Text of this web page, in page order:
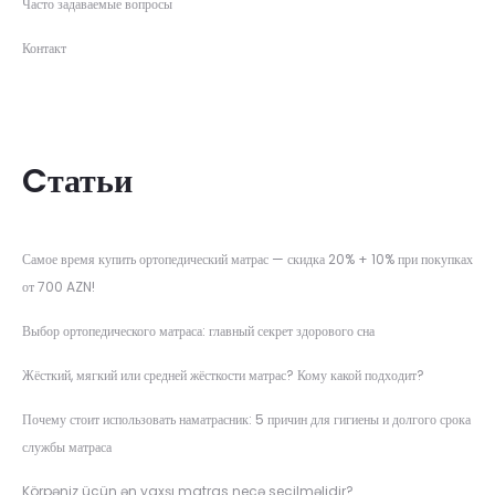
Часто задаваемые вопросы
Контакт
Cтатьи
Самое время купить ортопедический матрас — скидка 20% + 10% при покупках
от 700 AZN!
Выбор ортопедического матраса: главный секрет здорового сна
Жёсткий, мягкий или средней жёсткости матрас? Кому какой подходит?
Почему стоит использовать наматрасник: 5 причин для гигиены и долгого срока
службы матраса